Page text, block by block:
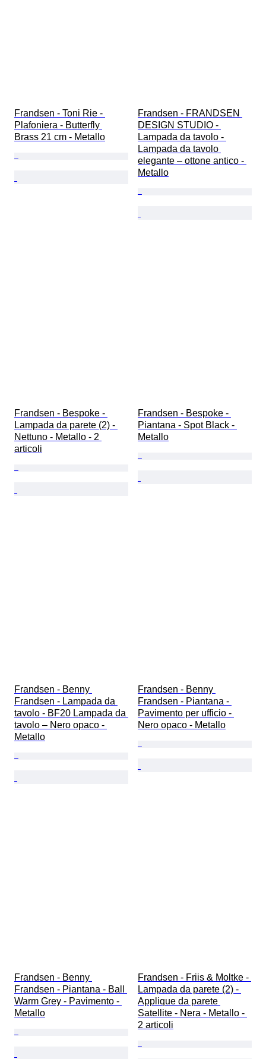
Frandsen - Toni Rie -
Plafoniera - Butterfly
Brass 21 cm - Metallo
Frandsen - FRANDSEN
DESIGN STUDIO -
Lampada da tavolo -
Lampada da tavolo
elegante – ottone antico -
Metallo
Frandsen - Bespoke -
Lampada da parete (2) -
Nettuno - Metallo - 2
articoli
Frandsen - Bespoke -
Piantana - Spot Black -
Metallo
Frandsen - Benny
Frandsen - Lampada da
tavolo - BF20 Lampada da
tavolo – Nero opaco -
Metallo
Frandsen - Benny
Frandsen - Piantana -
Pavimento per ufficio -
Nero opaco - Metallo
Frandsen - Benny
Frandsen - Piantana - Ball
Warm Grey - Pavimento -
Metallo
Frandsen - Friis & Moltke -
Lampada da parete (2) -
Applique da parete
Satellite - Nera - Metallo -
2 articoli